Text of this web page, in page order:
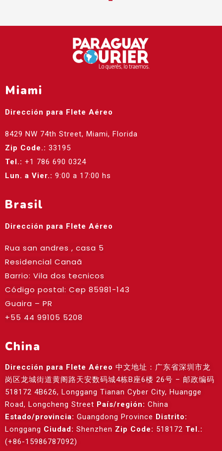
Miami
Dirección para Flete Aéreo
8429 NW 74th Street, Miami, Florida
Zip Code.: 33195
Tel.: +1 786 690 0324
Lun. a Vier.: 9:00 a 17:00 hs
Brasil
Dirección para Flete Aéreo
Rua san andres , casa 5
Residencial Canaã
Barrio: Vila dos tecnicos
Código postal: Cep 85981-143
Guaira – PR
+55 44 99105 5208
China
Dirección para Flete Aéreo 中文地址：广东省深圳市龙
岗区龙城街道黄阁路天安数码城4栋B座6楼 26号 – 邮政编码
518172 4B626, Longgang Tianan Cyber City, Huangge
Road, Longcheng Street País/región: China
Estado/provincia: Guangdong Province Distrito:
Longgang Ciudad: Shenzhen Zip Code: 518172 Tel.:
(+86-15986787092)